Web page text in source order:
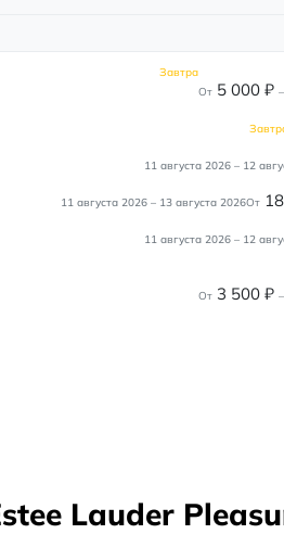
Завтра
От 5 000 ₽ –
11 августа 2026 – 12
11 августа 2026 – 13 августа 2026От
11 августа 2026 – 12
От 3 500 ₽ –
Lauder